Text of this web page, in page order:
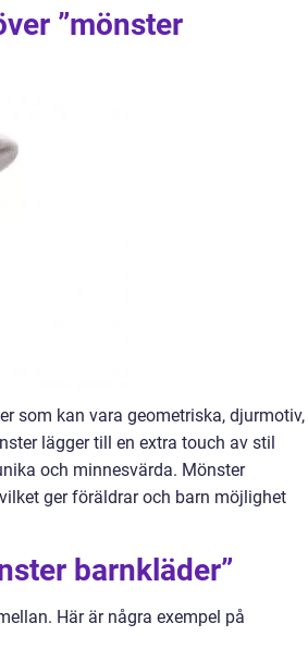
”mönster
som kan vara geometriska, djurmotiv,
lägger till en extra touch av stil
och minnesvärda. Mönster
ger föräldrar och barn möjlighet
barnkläder”
Här är några exempel på